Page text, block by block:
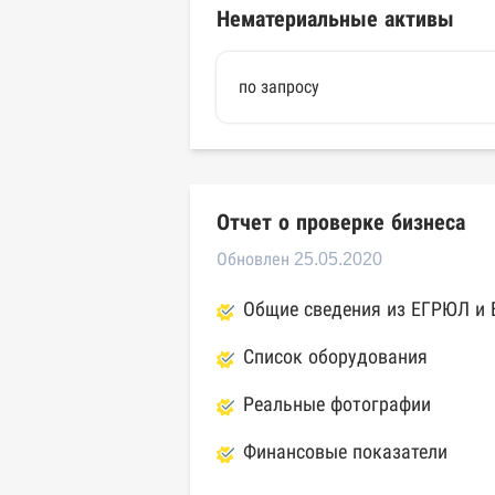
Нематериальные активы
по запросу
Отчет о проверке бизнеса
Обновлен 25.05.2020
Общие сведения из ЕГРЮЛ и
Список оборудования
Реальные фотографии
Финансовые показатели